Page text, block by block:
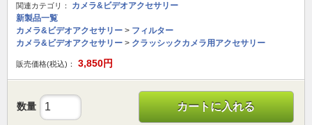
関連カテゴリ：
カメラ&ビデオアクセサリー
新製品一覧
カメラ&ビデオアクセサリー > フィルター
カメラ&ビデオアクセサリー > クラッシックカメラ用アクセサリー
販売価格(税込)： 3,850円
数量 カートに入れる